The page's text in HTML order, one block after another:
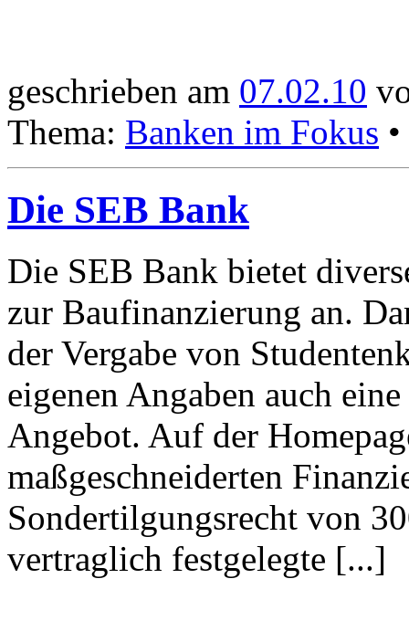
geschrieben am 07.02.10
Thema: Banken im Fokus •
Die SEB Bank
Die SEB Bank bietet
zur Baufinanzierung an.
der Vergabe von
eigenen Angaben auch
Angebot. Auf der
maßgeschneiderten
Sondertilgungsrecht von
vertraglich festgelegte [...]